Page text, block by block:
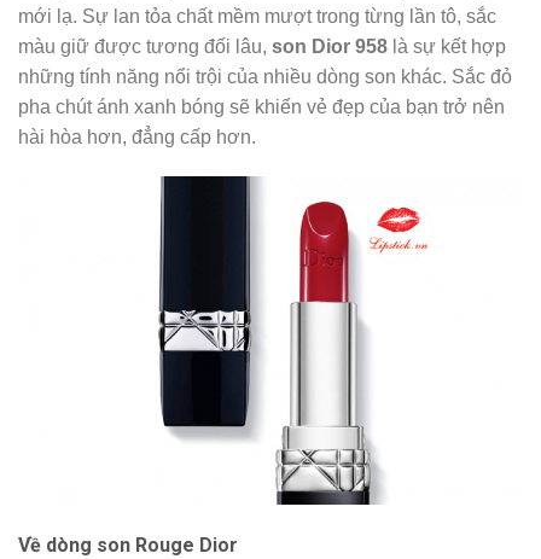
mới lạ. Sự lan tỏa chất mềm mượt trong từng lần tô, sắc
màu giữ được tương đối lâu, son Dior 958 là sự kết hợp
những tính năng nổi trội của nhiều dòng son khác. Sắc đỏ
pha chút ánh xanh bóng sẽ khiến vẻ đẹp của bạn trở nên
hài hòa hơn, đẳng cấp hơn.
Về dòng son Rouge Dior